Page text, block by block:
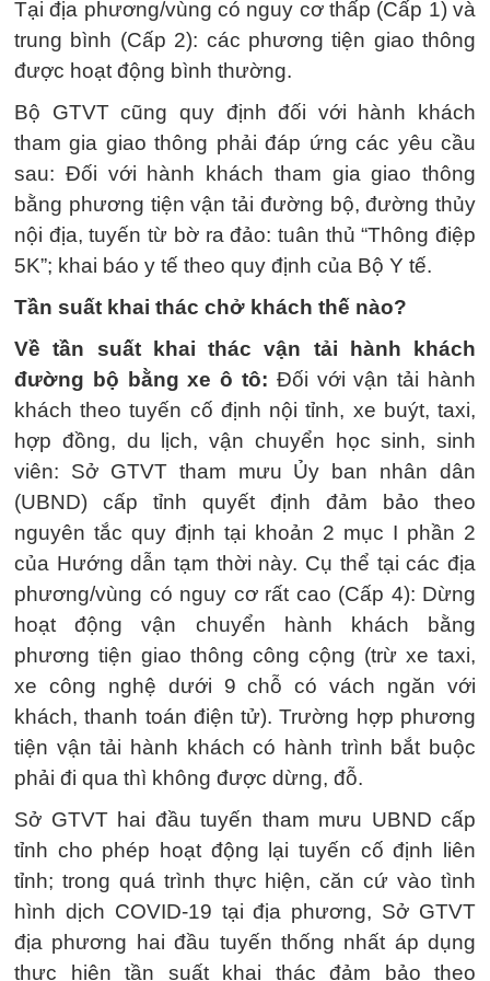
Tại địa phương/vùng có nguy cơ thấp (Cấp 1) và
trung bình (Cấp 2): các phương tiện giao thông
được hoạt động bình thường.
Bộ GTVT cũng quy định đối với hành khách
tham gia giao thông phải đáp ứng các yêu cầu
sau: Đối với hành khách tham gia giao thông
bằng phương tiện vận tải đường bộ, đường thủy
nội địa, tuyến từ bờ ra đảo: tuân thủ “Thông điệp
5K”; khai báo y tế theo quy định của Bộ Y tế.
Tần suất khai thác chở khách thế nào?
Về tần suất khai thác vận tải hành khách
đường bộ bằng xe ô tô: Đối với vận tải hành
khách theo tuyến cố định nội tỉnh, xe buýt, taxi,
hợp đồng, du lịch, vận chuyển học sinh, sinh
viên: Sở GTVT tham mưu Ủy ban nhân dân
(UBND) cấp tỉnh quyết định đảm bảo theo
nguyên tắc quy định tại khoản 2 mục I phần 2
của Hướng dẫn tạm thời này. Cụ thể tại các địa
phương/vùng có nguy cơ rất cao (Cấp 4): Dừng
hoạt động vận chuyển hành khách bằng
phương tiện giao thông công cộng (trừ xe taxi,
xe công nghệ dưới 9 chỗ có vách ngăn với
khách, thanh toán điện tử). Trường hợp phương
tiện vận tải hành khách có hành trình bắt buộc
phải đi qua thì không được dừng, đỗ.
Sở GTVT hai đầu tuyến tham mưu UBND cấp
tỉnh cho phép hoạt động lại tuyến cố định liên
tỉnh; trong quá trình thực hiện, căn cứ vào tình
hình dịch COVID-19 tại địa phương, Sở GTVT
địa phương hai đầu tuyến thống nhất áp dụng
thực hiện tần suất khai thác đảm bảo theo